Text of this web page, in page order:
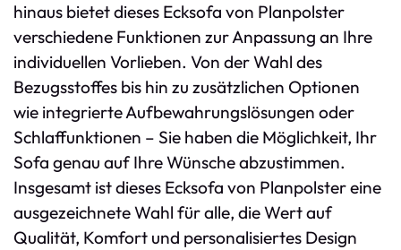
hinaus bietet dieses Ecksofa von Planpolster
verschiedene Funktionen zur Anpassung an Ihre
individuellen Vorlieben. Von der Wahl des
Bezugsstoffes bis hin zu zusätzlichen Optionen
wie integrierte Aufbewahrungslösungen oder
Schlaffunktionen – Sie haben die Möglichkeit, Ihr
Sofa genau auf Ihre Wünsche abzustimmen.
Insgesamt ist dieses Ecksofa von Planpolster eine
ausgezeichnete Wahl für alle, die Wert auf
Qualität, Komfort und personalisiertes Design